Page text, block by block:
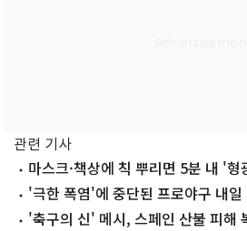
관련 기사
마스크·책상에 칙 뿌리면 5분 내 '
별 '극한 폭염'에 중단된 프로야구 내
능성'축구의 신' 메시, 스페인 산불 피해